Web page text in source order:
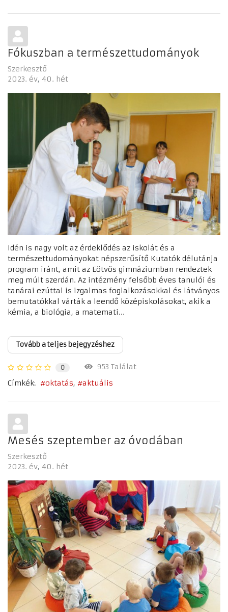
Fókuszban a természettudományok
Szerkesztő
2023. év 40. hét
Idén is nagy volt az érdeklődés az iskolát és a
természettudományokat népszerűsítő Kutatók délutánja
program iránt, amit az Eötvös gimnáziumban rendeztek
meg múlt szerdán. Az intézmény felsőbb éves tanulói és
tanárai ezúttal is izgalmas foglalkozásokkal és látványos
bemutatókkal várták a leendő középiskolásokat, akik a
kémia, a biológia, a matemati...
Tovább a teljes bejegyzéshez
0
953 Találat
Címkék:
oktatás aktuális
Mesés szeptember az óvodában
Szerkesztő
2023. év 40. hét